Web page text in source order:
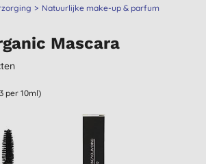
Natuurlijke make-up & parfum
Mascara
per 10ml)